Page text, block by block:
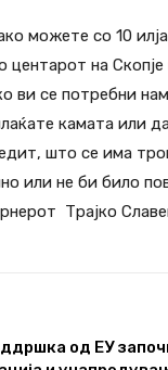
можете со 10
центарот на
ви се потребни
камата или
што се има
или не би било
Трајко
од ЕУ